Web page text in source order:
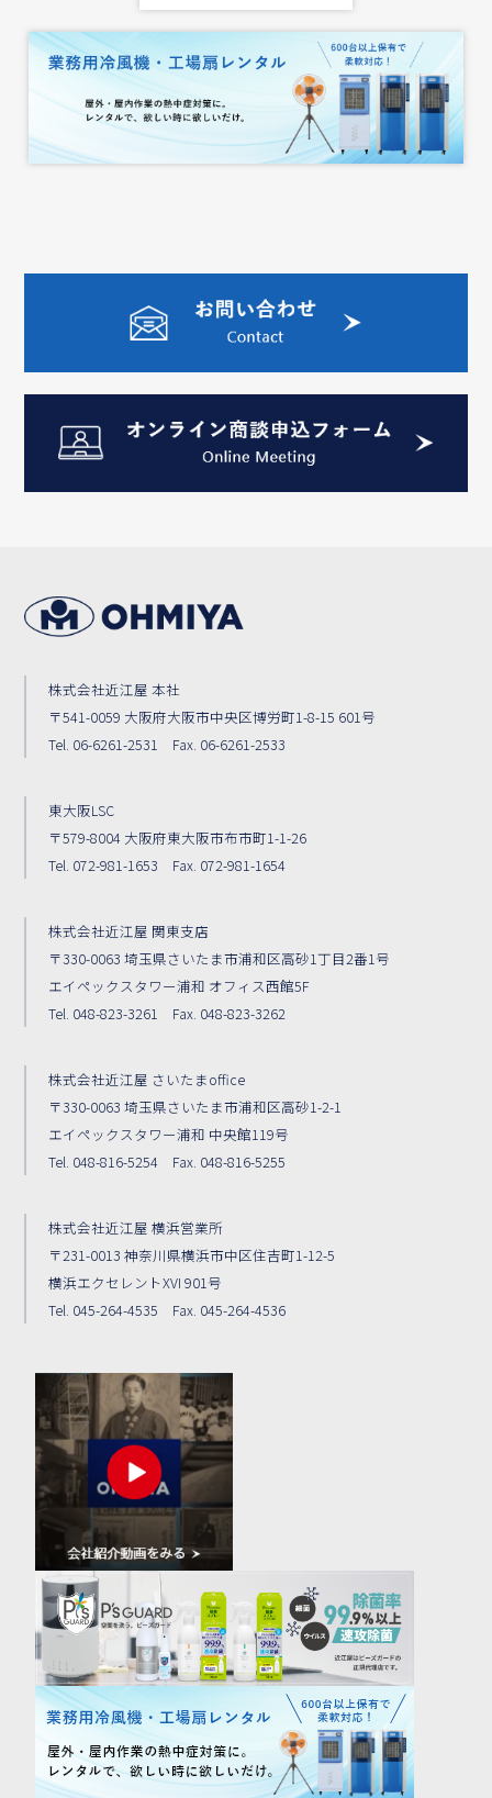
株式会社近江屋 本社
〒541-0059 大阪府大阪市中央区博労町1-8-15 601号
Tel. 06-6261-2531 Fax. 06-6261-2533
東大阪LSC
〒579-8004 大阪府東大阪市布市町1-1-26
Tel. 072-981-1653 Fax. 072-981-1654
株式会社近江屋 関東支店
〒330-0063 埼玉県さいたま市浦和区高砂1丁目2番1号
エイペックスタワー浦和 オフィス西館5F
Tel. 048-823-3261 Fax. 048-823-3262
株式会社近江屋 さいたまoffice
〒330-0063 埼玉県さいたま市浦和区高砂1-2-1
エイペックスタワー浦和 中央館119号
Tel. 048-816-5254 Fax. 048-816-5255
株式会社近江屋 横浜営業所
〒231-0013 神奈川県横浜市中区住吉町1-12-5
横浜エクセレントXVI 901号
Tel. 045-264-4535 Fax. 045-264-4536